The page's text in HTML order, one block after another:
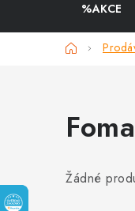
%AKCE
Domů
Žádné